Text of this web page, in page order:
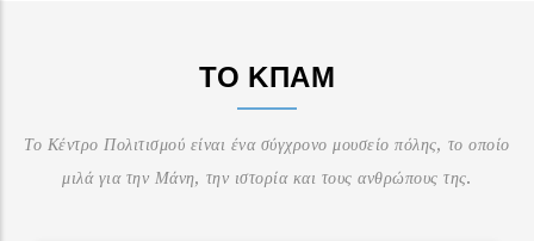
ΤΟ ΚΠΑΜ
Το Κέντρο Πολιτισμού είναι ένα σύγχρονο μουσείο πόλης, το οποίο
μιλά για την Μάνη, την ιστορία και τους ανθρώπους της.